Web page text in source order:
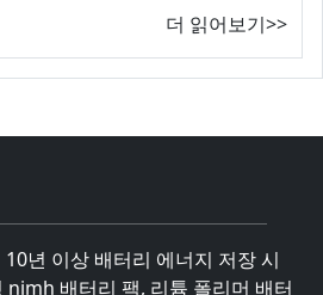
더 읽어보기>>
10년 이상 배터리 에너지 저장 시
nimh 배터리 팩, 리튬 폴리머 배터